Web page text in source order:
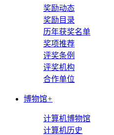
奖励动态
奖励目录
历年获奖名单
奖项推荐
评奖条例
评奖机构
合作单位
博物馆+
计算机博物馆
计算机历史